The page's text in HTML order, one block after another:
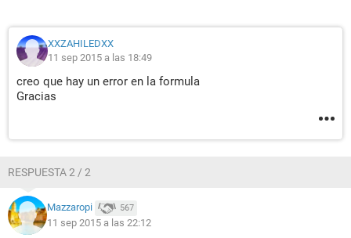
XXZAHILEDXX
11 sep 2015 a las 18:49
creo que hay un error en la formula
Gracias
RESPUESTA 2 / 2
Mazzaropi 567
11 sep 2015 a las 22:12